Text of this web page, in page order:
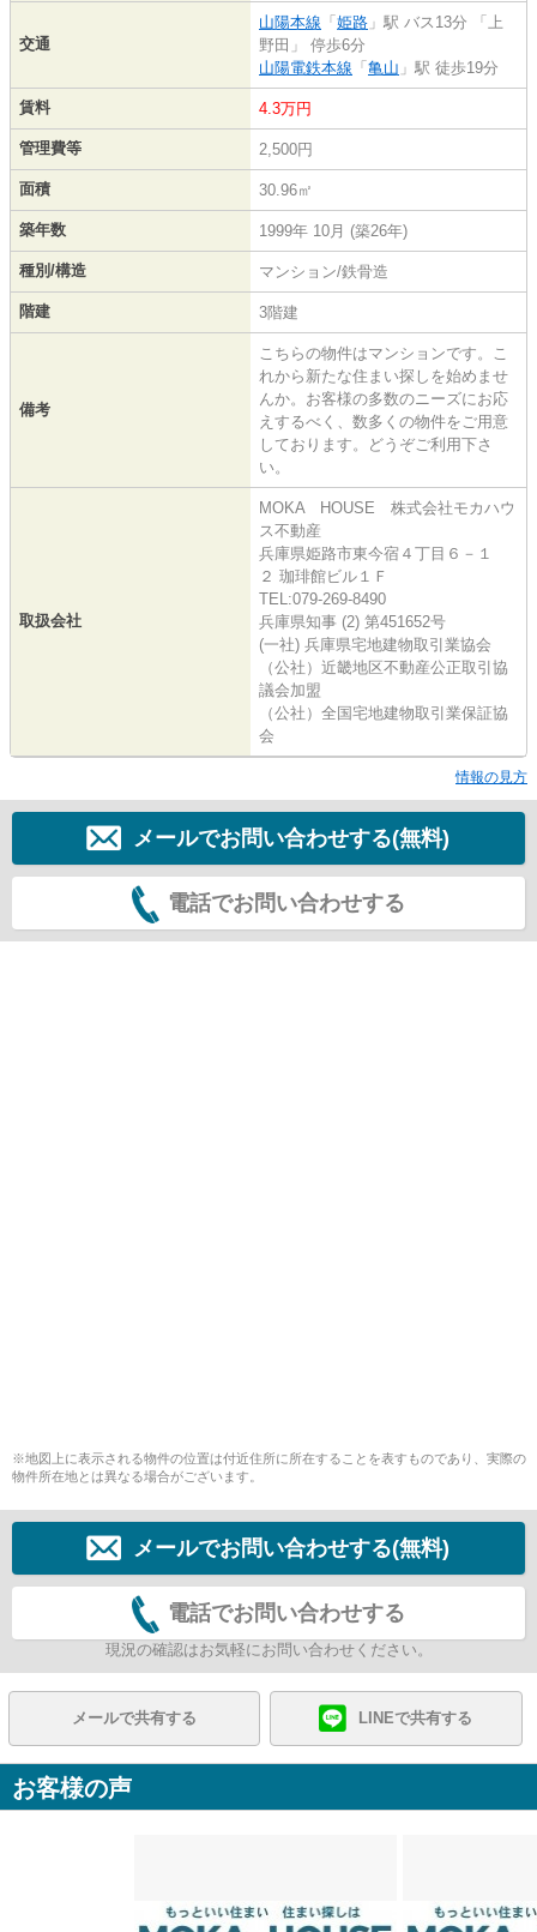
交通
山陽本線 「 姫路 」駅 バス13分 「上
野田」 停歩6分
山陽電鉄本線 「 亀山 」駅 徒歩19分
賃料 4.3万円
管理費等 2,500円
面積 30.96㎡
築年数 1999年 10月 (築26年)
種別/構造 マンション/鉄骨造
階建 3階建
備考
こちらの物件はマンションです。こ
れから新たな住まい探しを始めませ
んか。お客様の多数のニーズにお応
えするべく、数多くの物件をご用意
しております。どうぞご利用下さ
い。
取扱会社
MOKA HOUSE 株式会社モカハウ
ス不動産
兵庫県姫路市東今宿４丁目６－１
２ 珈琲館ビル１Ｆ
TEL:079-269-8490
兵庫県知事 (2) 第451652号
(一社) 兵庫県宅地建物取引業協会
（公社）近畿地区不動産公正取引協
議会加盟
（公社）全国宅地建物取引業保証協
会
情報の見方
メールでお問い合わせする(無料)
電話でお問い合わせする
※地図上に表示される物件の位置は付近住所に所在することを表すものであり、実際の
物件所在地とは異なる場合がございます。
メールでお問い合わせする(無料)
電話でお問い合わせする
現況の確認はお気軽にお問い合わせください。
メールで共有する LINEで共有する
お客様の声